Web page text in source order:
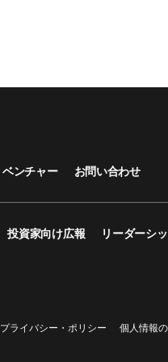
ベンチャー お問い合わせ
投資家向け広報 リーダーシ
プライバシー・ポリシー 個人情報